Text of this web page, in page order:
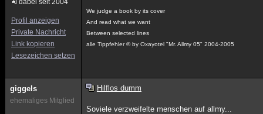
dabei seit 2004
Profil anzeigen
Private Nachricht
Link kopieren
Lesezeichen setzen
We judge a book by its cover
And read what we want
Between selected lines
alle Tippfehler © by Oxayotel "Mr. Allmy 05" 2004-2005
giggels
ehemaliges Mitglied
Hilflos dumm
Soviele verzweifelte menschen auf allmy...